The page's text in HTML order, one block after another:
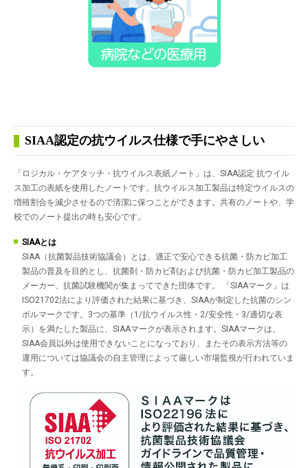
SIAA認定の抗ウイルス仕様で手にやさしい
「ロジカル・ケアタッチ・抗ウイルス表紙ノート」は、SIAA認定 抗ウイル
ス加工の表紙を使用したノートです。抗ウイルス加工製品は特定ウイルスの
増殖割合を減少させるので清潔に保つことができます。共有のノートや、学
校でのノート提出の時も安心です。
SIAAとは
SIAA（抗菌製品技術協議会）とは、適正で安心できる抗菌・防カビ加工
製品の普及を目的とし、抗菌剤・防カビ剤および抗菌・防カビ加工製品の
メーカー、抗菌試験機関が集まってできた団体です。 「SIAAマーク」は
ISO21702法により評価された結果に基づき、SIAAが制定した抗菌のシン
ボルマークです。3つの基準（1/抗ウイルス性・2/安全性・3/適切な表
示）を満たした製品に、SIAAマークが表示されます。SIAAマークは、
SIAA会員以外は使用できないことになっており、またその表示方法等の
運用については協議会の自主管理によって厳しい市場監視が行われていま
す。